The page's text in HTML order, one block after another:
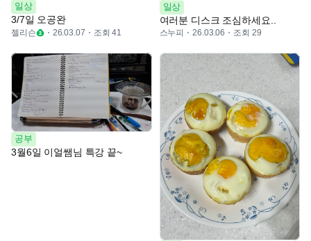
일상
3/7일 오공완
젤리슨 26.03.07 조회 41
일상
여러분 디스크 조심하세요..
스누피 26.03.06 조회 29
공부
3월6일 이얼쌤님 특강 끝~